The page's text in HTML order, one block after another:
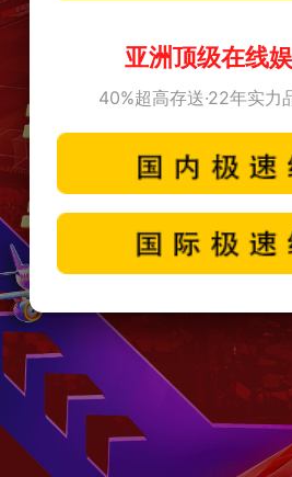
亚洲顶级在线
40%超高存送·22年实力